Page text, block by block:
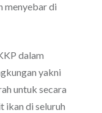
menyebar di
dalam
yakni
untuk secara
ikan di seluruh